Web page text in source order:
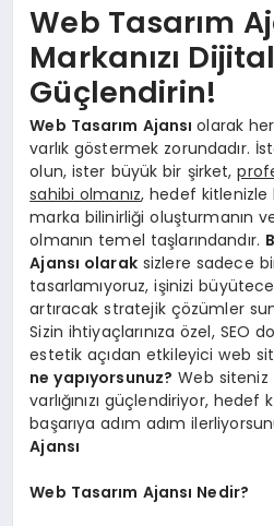
Web Tasarım
Markanızı
Güçlendirin!
Web Tasarım Ajansıolarak
varlık göstermek zorundadır.
olun, ister büyük bir şirket,
sahibi olmanız, hedef kitlenizle
marka bilinirliği oluşturmanın
olmanın temel taşlarındandır.
Ajansı olaraksizlere sadece
tasarlamıyoruz, işinizi
artıracak stratejik çözümler
Sizin ihtiyaçlarınıza özel, SEO
estetik açıdan etkileyici web
ne yapıyorsunuz? Web
varlığınızı güçlendiriyor,
başarıya adım adım
Ajansı
Web Tasarım Ajansı Nedir?